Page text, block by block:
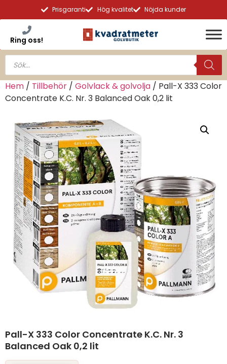
Prisgaranti Hög kvalitet Nöjda kunder
Ring oss!
Hem / Tillbehör / Golvlack & golvolja / Pall-X 333 Color
Concentrate K.C. Nr. 3 Balanced Oak 0,2 lit
Pall-X 333 Color Concentrate K.C. Nr. 3
Balanced Oak 0,2 lit